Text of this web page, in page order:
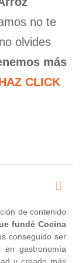
no te
olvides
más
CLICK
de contenido
fundé Cocina
conseguido ser
gastronomía